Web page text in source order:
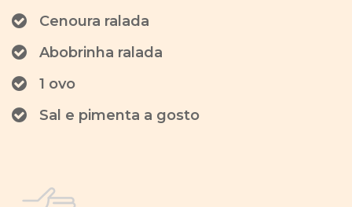
Cenoura ralada
Abobrinha ralada
1 ovo
Sal e pimenta a gosto